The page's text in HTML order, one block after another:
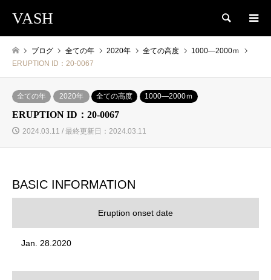
VASH 検索
ブログ 全ての年 2020年 全ての高度
1000―2000ｍ
ERUPTION ID：20-0067
全ての年 2020年 全ての高度 1000―2000ｍ
ERUPTION ID：20-0067
2024.03.11 / 最終更新日：2024.03.11
BASIC INFORMATION
Eruption onset date
Jan. 28.2020